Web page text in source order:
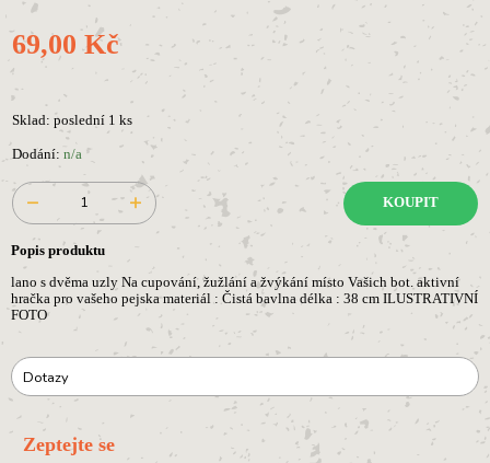
69,00 Kč
Sklad: poslední 1 ks
Dodání: n/a
KOUPIT
Popis produktu
lano s dvěma uzly Na cupování, žužlání a žvýkání místo Vašich bot. aktivní
hračka pro vašeho pejska materiál : Čistá bavlna délka : 38 cm ILUSTRATIVNÍ
FOTO
Dotazy
Zeptejte se